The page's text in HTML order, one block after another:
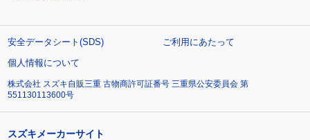
安全データシート(SDS)
ご利用にあたって
個人情報について
株式会社 スズキ自販三重 古物商許可証番号 三重県公安委員会 第
551130113600号
スズキメーカーサイト